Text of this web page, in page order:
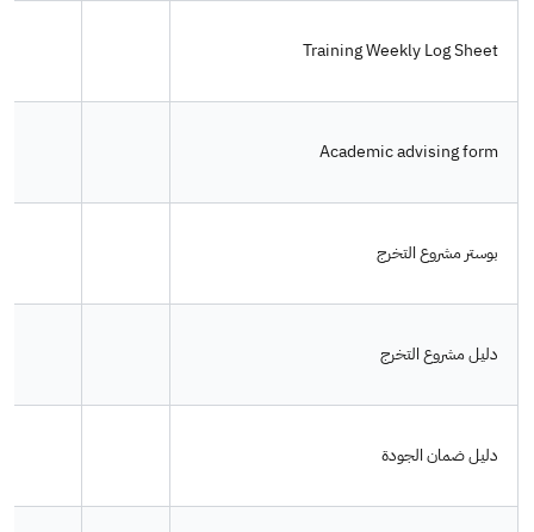
Training Weekly Log Sheet
Academic advising form
بوستر مشروع التخرج
دليل مشروع التخرج
دليل ضمان الجودة